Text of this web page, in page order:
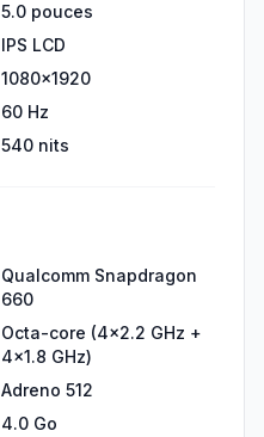
5.0 pouces
IPS LCD
1080x1920
60 Hz
540 nits
Qualcomm Snapdragon
660
Octa-core (4x2.2 GHz +
4x1.8 GHz)
Adreno 512
4.0 Go